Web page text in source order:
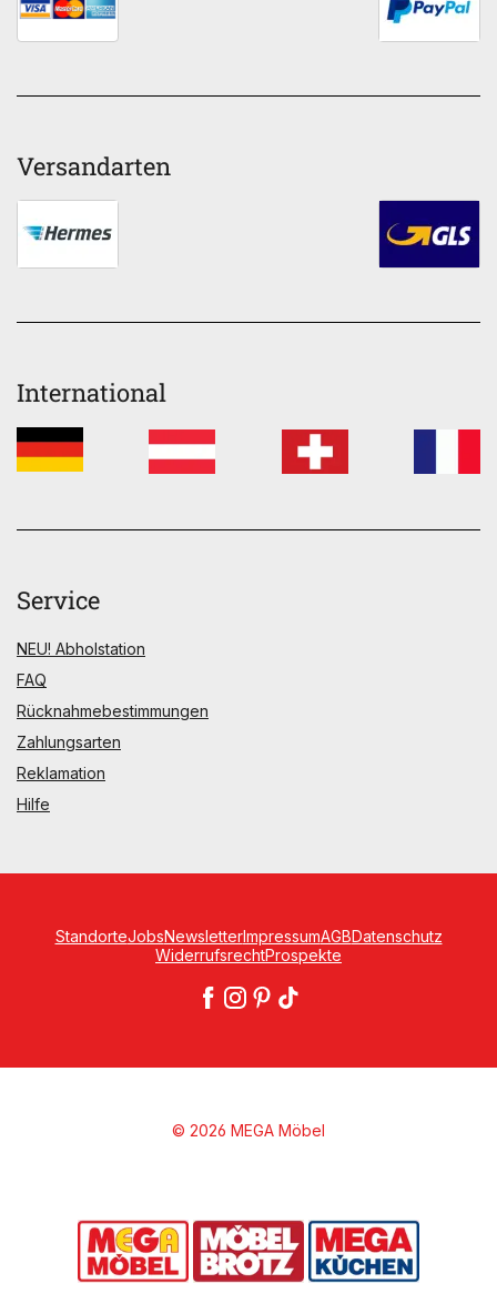
Versandarten
International
Service
NEU! Abholstation
FAQ
Rücknahmebestimmungen
Zahlungsarten
Reklamation
Hilfe
StandorteJobsNewsletterImpressumAGBDatenschutz
WiderrufsrechtProspekte
© 2026 MEGA Möbel